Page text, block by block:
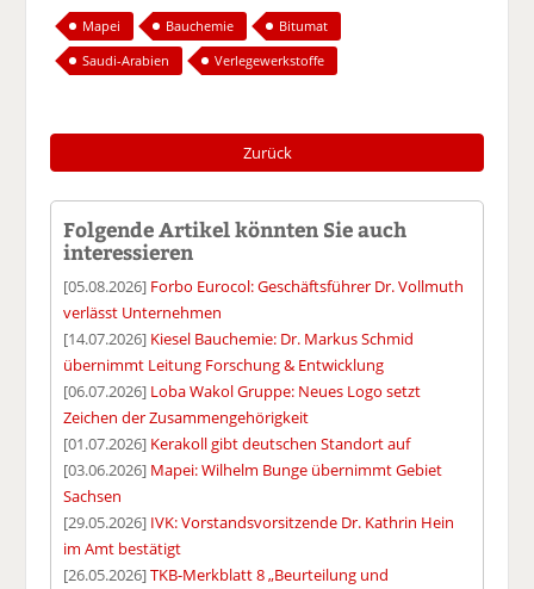
Mapei Bauchemie
Bitumat
Saudi-Arabien
Verlegewerkstoffe
Zurück
Folgende Artikel könnten Sie auch
interessieren
[05.08.2026] Forbo Eurocol: Geschäftsführer Dr. Vollmuth
verlässt Unternehmen
[14.07.2026] Kiesel Bauchemie: Dr. Markus Schmid
übernimmt Leitung Forschung & Entwicklung
[06.07.2026] Loba Wakol Gruppe: Neues Logo setzt
Zeichen der Zusammengehörigkeit
[01.07.2026] Kerakoll gibt deutschen Standort auf
[03.06.2026] Mapei: Wilhelm Bunge übernimmt Gebiet
Sachsen
[29.05.2026] IVK: Vorstandsvorsitzende Dr. Kathrin Hein
im Amt bestätigt
[26.05.2026]TKB-Merkblatt 8 „Beurteilung und